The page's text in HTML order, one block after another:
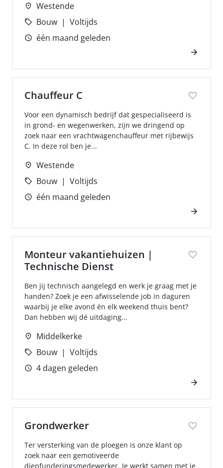
Westende
Bouw
Voltijds
één maand geleden
Chauffeur C
Voor een dynamisch bedrijf dat gespecialiseerd is
in grond- en wegenwerken, zijn we dringend op
zoek naar een vrachtwagenchauffeur met rijbewijs
C. In deze rol ben je...
Westende
Bouw
Voltijds
één maand geleden
Monteur vakantiehuizen |
Technische Dienst
Ben jij technisch aangelegd en werk je graag met je
handen? Zoek je een afwisselende job in daguren
waarbij je elke avond én elk weekend thuis bent?
Dan hebben wij dé uitdaging...
Middelkerke
Bouw
Voltijds
4 dagen geleden
Grondwerker
Ter versterking van de ploegen is onze klant op
zoek naar een gemotiveerde
diepfunderingsmedewerker. Je werkt samen met je